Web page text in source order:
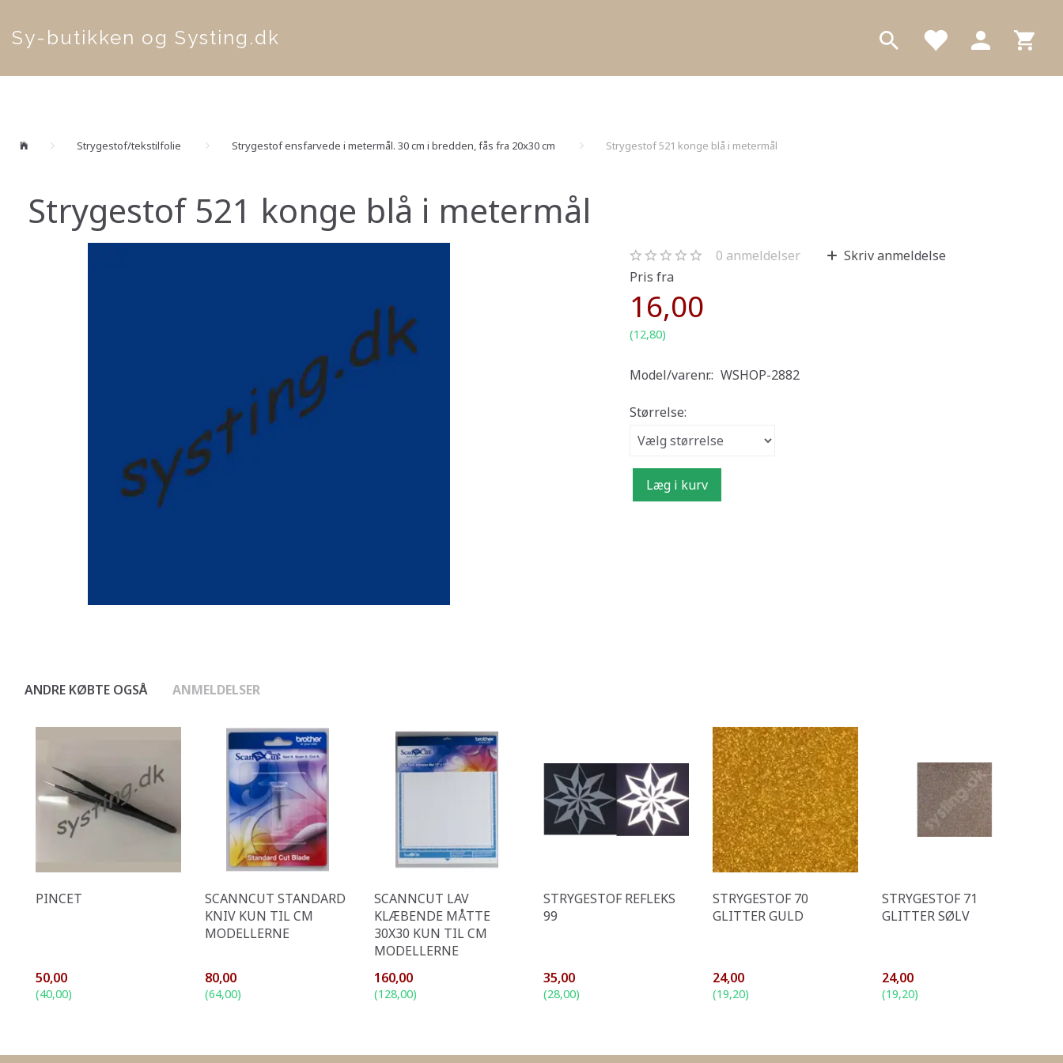
Sy-butikken og Systing.dk
Strygestof/tekstilfolie Strygestof ensfarvede i metermål. 30 cm i bredden, fås fra 20x30 cm Strygestof 521 konge blå i metermål
Strygestof 521 konge blå i metermål
0 anmeldelser
Skriv anmeldelse
Pris fra
16,00
(12,80)
Model/varenr.: WSHOP-2882
Størrelse:
Læg i kurv
ANDRE KØBTE OGSÅ ANMELDELSER
PINCET
50,00
(40,00)
SCANNCUT STANDARD
KNIV KUN TIL CM
MODELLERNE
80,00
(64,00)
SCANNCUT LAV
KLÆBENDE MÅTTE
30X30 KUN TIL CM
MODELLERNE
160,00
(128,00)
STRYGESTOF REFLEKS
99
35,00
(28,00)
STRYGESTOF 70
GLITTER GULD
24,00
(19,20)
STRYGESTOF 71
GLITTER SØLV
24,00
(19,20)